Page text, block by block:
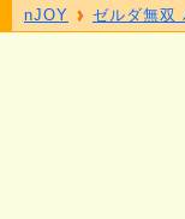
nJOY ゼルダ無双